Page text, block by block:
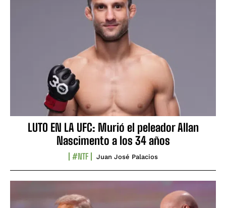
LUTO EN LA UFC: Murió el peleador Allan
Nascimento a los 34 años
#NTF Juan José Palacios